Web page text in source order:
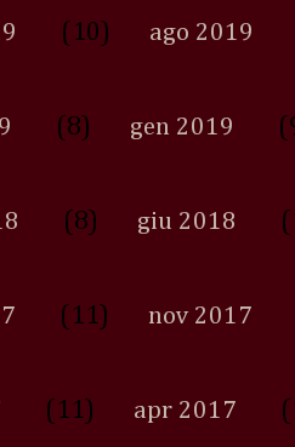
(10) ago 2019
(8) gen 2019
(8) giu 2018
(11) nov 2017
(11) apr 2017